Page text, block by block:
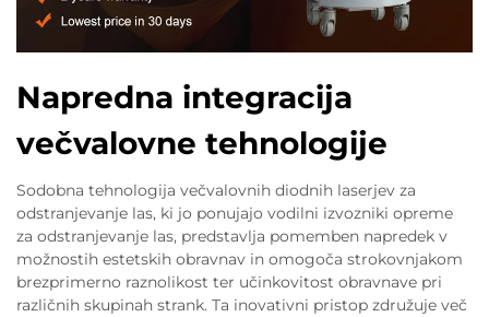
Napredna integracija
večvalovne tehnologije
Sodobna tehnologija večvalovnih diodnih laserjev za
odstranjevanje las, ki jo ponujajo vodilni izvozniki opreme
za odstranjevanje las, predstavlja pomemben napredek v
možnostih estetskih obravnav in omogoča strokovnjakom
brezprimerno raznolikost ter učinkovitost obravnave pri
različnih skupinah strank. Ta inovativni pristop združuje več